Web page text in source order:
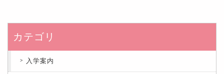
カテゴリ
入学案内